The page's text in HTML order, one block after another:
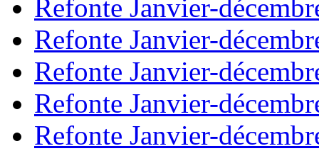
Refonte Janvier-
Refonte Janvier-
Refonte Janvier-
Refonte Janvier-
Refonte Janvier-